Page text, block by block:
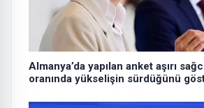
Almanya’da yapılan anket aşırı
oranında yükselişin sürdüğünü